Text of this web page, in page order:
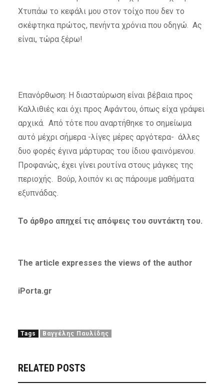
Χτυπάω το κεφάλι μου στον τοίχο που δεν το
σκέφτηκα πρώτος, πενήντα χρόνια που οδηγώ. Ας
είναι, τώρα ξέρω!
Επανόρθωση: Η διασταύρωση είναι βέβαια προς
Καλλιθιές και όχι προς Αφάντου, όπως είχα γράψει
αρχικά. Από τότε που αναρτήθηκε το σημείωμα
αυτό μέχρι σήμερα -λίγες μέρες αργότερα- άλλες
δυο φορές έγινα μάρτυρας του ίδιου φαινόμενου.
Προφανώς, έχει γίνει ρουτίνα στους μάγκες της
περιοχής. Βούρ, λοιπόν κι ας πάρουμε μαθήματα
εξυπνάδας.
Το άρθρο απηχεί τις απόψεις του συντάκτη του.
The article expresses the views of the author
iPorta.gr
Tags Βαγγέλης Παυλίδης
RELATED POSTS